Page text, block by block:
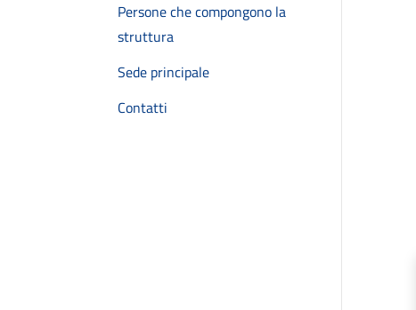
Persone che compongono la
struttura
Sede principale
Contatti